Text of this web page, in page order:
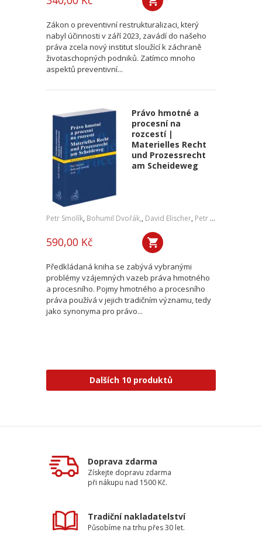
Zákon o preventivní restrukturalizaci, který
nabyl účinnosti v září 2023, zavádí do našeho
práva zcela nový institut sloužící k záchraně
životaschopných podniků. Zatímco mnoho
aspektů preventivní...
Právo hmotné a
procesní na
rozcestí |
Materielles Recht
und Prozessrecht
am Scheideweg
Petr Smolík, Bohumil Dvořák,, David Elischer, Petr Lavický
590,00 Kč
Předkládaná kniha se zabývá vybranými
problémy vzájemných vazeb práva hmotného
a procesního. Pojmy hmotného a procesního
práva používá v jejich tradičním významu, tedy
jako synonyma pro právo...
Dalších 10 produktů
Doprava zdarma
Získejte dopravu zdarma
při nákupu nad 1500 Kč.
Tradiční nakladatelství
Působíme na trhu přes 30 let.